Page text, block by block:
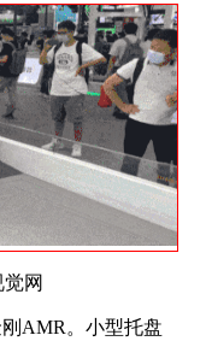
网
AMR。小型托盘